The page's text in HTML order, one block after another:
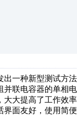
种新型测试方
联电容器的单相
大提高了工作效
面友好，使用简